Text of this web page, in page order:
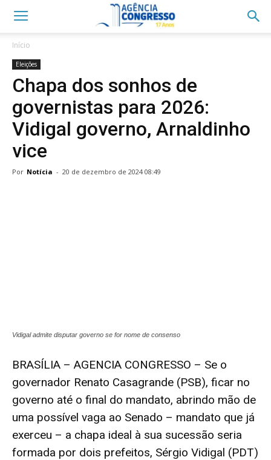
Início
Eleições
Chapa dos sonhos de
governistas para 2026:
Vidigal governo, Arnaldinho
vice
Por Notícia - 20 de dezembro de 2024 08:49
Vidigal admite disputar governo se for nome de consenso
BRASÍLIA – AGENCIA CONGRESSO – Se o
governador Renato Casagrande (PSB), ficar no
governo até o final do mandato, abrindo mão de
uma possível vaga ao Senado – mandato que já
exerceu – a chapa ideal à sua sucessão seria
formada por dois prefeitos, Sérgio Vidigal (PDT)